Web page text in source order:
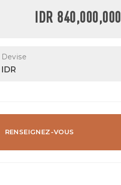
IDR 840,000,000
Devise
IDR
RENSEIGNEZ-VOUS